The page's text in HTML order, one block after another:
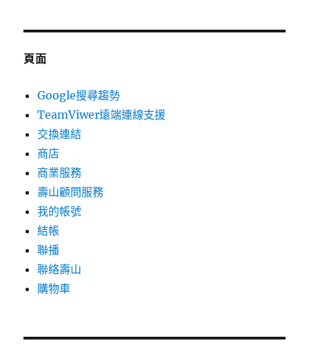
頁面
Google搜尋趨勢
TeamViwer遠端連線支援
交換連結
商店
商業服務
壽山顧問服務
我的帳號
結帳
聯播
聯絡壽山
購物車